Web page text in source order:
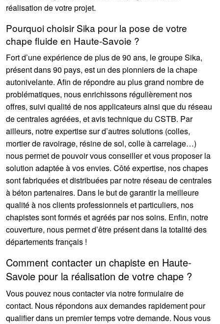
réalisation de votre projet.
Pourquoi choisir Sika pour la pose de votre
chape fluide en Haute-Savoie ?
Fort d’une expérience de plus de 90 ans, le groupe Sika,
présent dans 90 pays, est un des pionniers de la chape
autonivelante. Afin de répondre au plus grand nombre de
problématiques, nous enrichissons régulièrement nos
offres, suivi qualité de nos applicateurs ainsi que du réseau
de centrales agréées, et avis technique du CSTB. Par
ailleurs, notre expertise sur d’autres solutions (colles,
mortier de ravoirage, résine de sol, colle à carrelage…)
nous permet de pouvoir vous conseiller et vous proposer la
solution adaptée à vos envies. Côté expertise, nos chapes
sont fabriquées et distribuées par notre réseau de centrales
à béton partenaires. Dans le but de garantir la meilleure
qualité à nos clients professionnels et particuliers, nos
chapistes sont formés et agréés par nos soins. Enfin, notre
couverture, nous permet d’être présent dans la totalité des
départements français !
Comment contacter un chapiste en Haute-
Savoie pour la réalisation de votre chape ?
Vous pouvez nous contacter via notre formulaire de
contact. Nous répondons aux demandes rapidement pour
qualifier dans un premier temps votre demande. Nous vous